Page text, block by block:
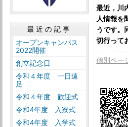
最近，川
人情報を
うです。
切行って
個別ペー
最近の記事
オープンキャンパス
2022開催
創立記念日
令和４年度 一日遠
足
令和４年度 歓迎式
令和4年度 入寮式
令和4年度 入学式